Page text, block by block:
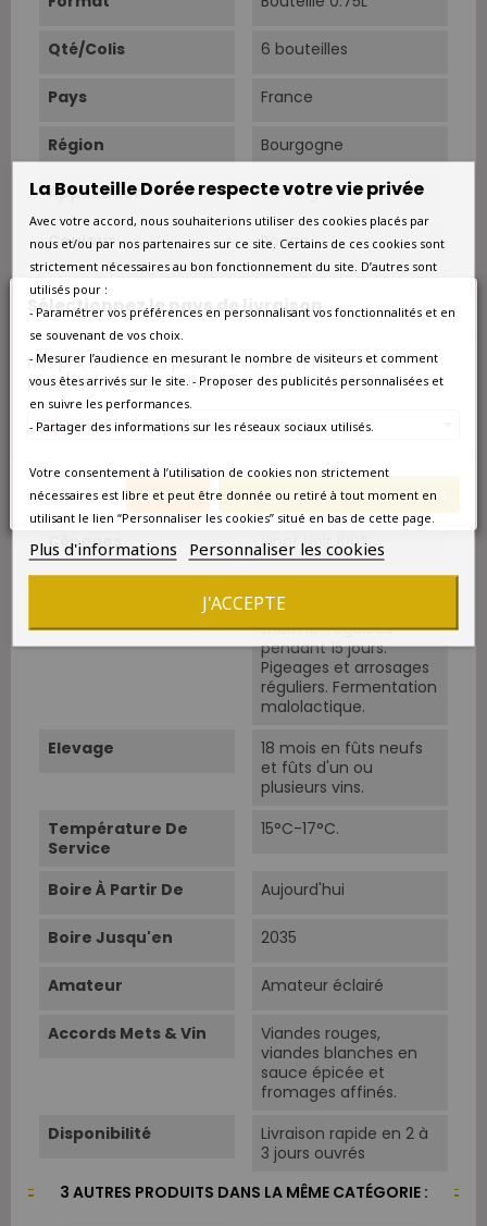
Sélectionnez le pays de livraison
Nos prix et les frais peuvent varier en fonction du
pays/de la région de livraison.
France métropolitaine
Annuler Enregistrer les modifications
Qté/Colis 6 bouteilles
Pays France
Région Bourgogne
Appellation Maranges
Couleur Rouge
Type
Sols
caillouteux.
Âge Du Vignoble
Cépage Dominant Pinot Noir
Cépages Pinot Noir 100%.
alcoolique en cuves
thermo-régulées
pendant 15 jours.
Pigeages et arrosages
réguliers. Fermentation
malolactique.
Elevage
18 mois en fûts neufs
et fûts d'un ou
plusieurs vins.
Température De
Service
15°C-17°C.
Boire À Partir De Aujourd'hui
Boire Jusqu'en 2035
Amateur Amateur éclairé
Accords Mets & Vin
Viandes rouges,
viandes blanches en
sauce épicée et
fromages affinés.
Disponibilité
Livraison rapide en 2 à
3 jours ouvrés
3 AUTRES PRODUITS DANS LA MÊME CATÉGORIE :
La Bouteille Dorée respecte votre vie privée
Avec votre accord, nous souhaiterions utiliser des cookies placés par
nous et/ou par nos partenaires sur ce site. Certains de ces cookies sont
strictement nécessaires au bon fonctionnement du site. D’autres sont
utilisés pour :
- Paramétrer vos préférences en personnalisant vos fonctionnalités et en
se souvenant de vos choix.
- Mesurer l’audience en mesurant le nombre de visiteurs et comment
vous êtes arrivés sur le site. - Proposer des publicités personnalisées et
en suivre les performances.
- Partager des informations sur les réseaux sociaux utilisés.
Votre consentement à l’utilisation de cookies non strictement
nécessaires est libre et peut être donnée ou retiré à tout moment en
utilisant le lien “Personnaliser les cookies” situé en bas de cette page.
Plus d'informations Personnaliser les cookies
J'ACCEPTE